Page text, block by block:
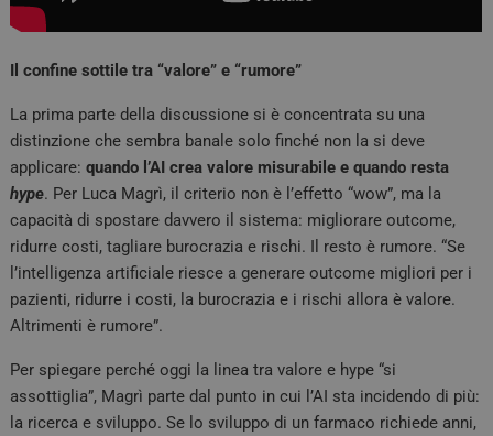
Il confine sottile tra “valore” e “rumore”
La prima parte della discussione si è concentrata su una
distinzione che sembra banale solo finché non la si deve
applicare:quando l’AI crea valore misurabile e quando resta
hype. Per Luca Magrì, il criterio non è l’effetto “wow”, ma la
capacità di spostare davvero il sistema: migliorare outcome,
ridurre costi, tagliare burocrazia e rischi. Il resto è rumore. “Se
l’intelligenza artificiale riesce a generare outcome migliori per i
pazienti, ridurre i costi, la burocrazia e i rischi allora è valore.
Altrimenti è rumore”.
Per spiegare perché oggi la linea tra valore e hype “si
assottiglia”, Magrì parte dal punto in cui l’AI sta incidendo di più:
la ricerca e sviluppo. Se lo sviluppo di un farmaco richiede anni,